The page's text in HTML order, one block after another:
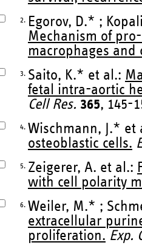
2.
Egorov, D.* ;
Mechanism of
macrophages and
3. Saito, K.* et al.:
fetal intra-aortic
Cell Res. 365, 145-
4. Wischmann, J.*
osteoblastic cells.
5. Zeigerer, A. et al.:
with cell polarity
6. Weiler, M.* ;
extracellular
proliferation. Exp.